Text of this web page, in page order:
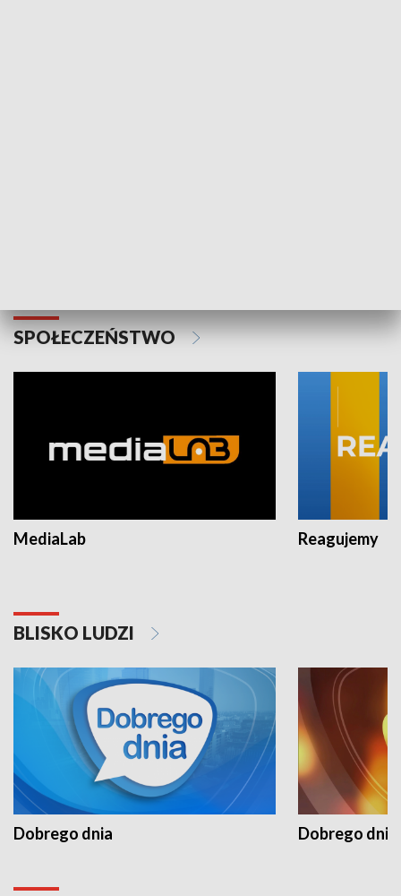
SPOŁECZEŃSTWO
MediaLab Reagujemy
BLISKO LUDZI
Dobrego dnia Dobrego dnia